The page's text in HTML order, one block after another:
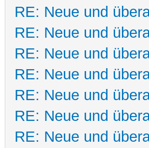
RE: Neue und
RE: Neue und
RE: Neue und
RE: Neue und
RE: Neue und
RE: Neue und
RE: Neue und